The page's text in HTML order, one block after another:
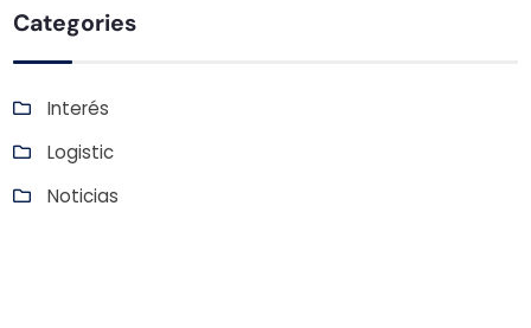
Categories
Interés
Logistic
Noticias